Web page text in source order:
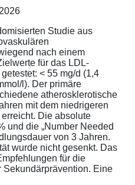
Studie aus
nach einem
für das LDL-
< 55 mg/d (1,4
l). Der primäre
atherosklerotische
mit dem niedrigeren
Die absolute
und die „Number Needed
von 3 Jahren.
wurde nicht gesenkt. Das
für die
Eine